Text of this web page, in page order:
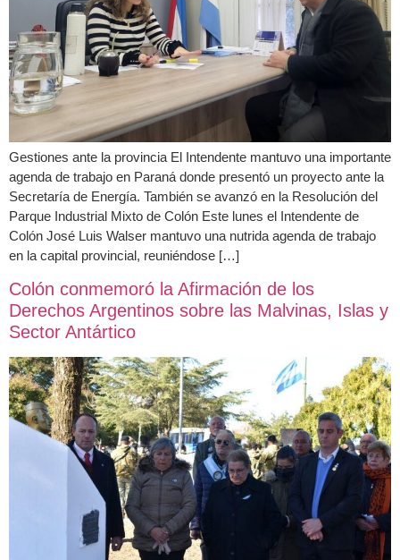
Gestiones ante la provincia El Intendente mantuvo una importante
agenda de trabajo en Paraná donde presentó un proyecto ante la
Secretaría de Energía. También se avanzó en la Resolución del
Parque Industrial Mixto de Colón Este lunes el Intendente de
Colón José Luis Walser mantuvo una nutrida agenda de trabajo
en la capital provincial, reuniéndose […]
Colón conmemoró la Afirmación de los
Derechos Argentinos sobre las Malvinas, Islas y
Sector Antártico